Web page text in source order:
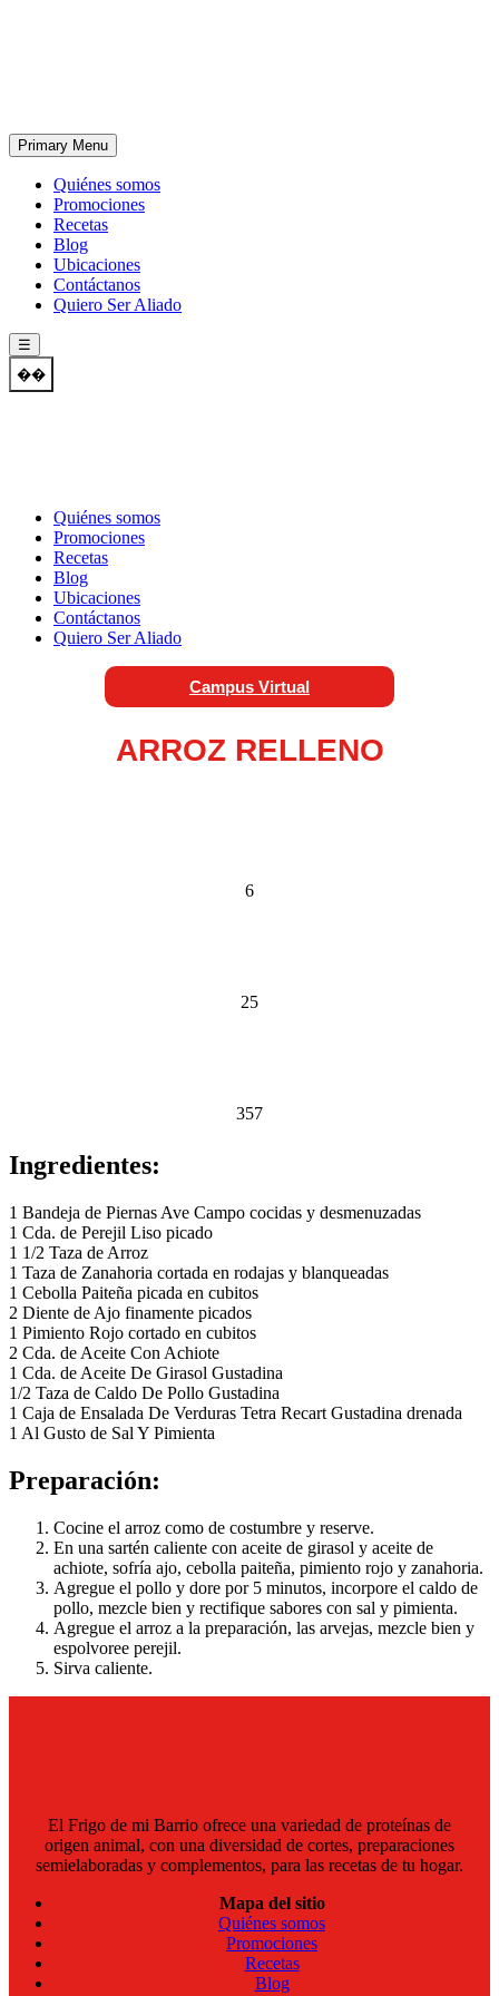
Primary Menu
Quiénes somos
Promociones
Recetas
Blog
Ubicaciones
Contáctanos
Quiero Ser Aliado
☰
��
Quiénes somos
Promociones
Recetas
Blog
Ubicaciones
Contáctanos
Quiero Ser Aliado
Campus Virtual
ARROZ RELLENO
6
25
357
Ingredientes:
1 Bandeja de Piernas Ave Campo cocidas y desmenuzadas
1 Cda. de Perejil Liso picado
1 1/2 Taza de Arroz
1 Taza de Zanahoria cortada en rodajas y blanqueadas
1 Cebolla Paiteña picada en cubitos
2 Diente de Ajo finamente picados
1 Pimiento Rojo cortado en cubitos
2 Cda. de Aceite Con Achiote
1 Cda. de Aceite De Girasol Gustadina
1/2 Taza de Caldo De Pollo Gustadina
1 Caja de Ensalada De Verduras Tetra Recart Gustadina drenada
1 Al Gusto de Sal Y Pimienta
Preparación:
Cocine el arroz como de costumbre y reserve.
En una sartén caliente con aceite de girasol y aceite de
achiote, sofría ajo, cebolla paiteña, pimiento rojo y zanahoria.
Agregue el pollo y dore por 5 minutos, incorpore el caldo de
pollo, mezcle bien y rectifique sabores con sal y pimienta.
Agregue el arroz a la preparación, las arvejas, mezcle bien y
espolvoree perejil.
Sirva caliente.
El Frigo de mi Barrio ofrece una variedad de proteínas de
origen animal, con una diversidad de cortes, preparaciones
semielaboradas y complementos, para las recetas de tu hogar.
Mapa del sitio
Quiénes somos
Promociones
Recetas
Blog